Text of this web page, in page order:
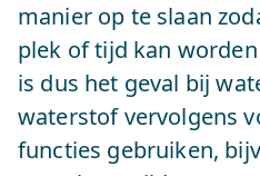
manier op te slaan
plek of tijd kan
is dus het geval bij
waterstof vervolgens
functies gebruiken,